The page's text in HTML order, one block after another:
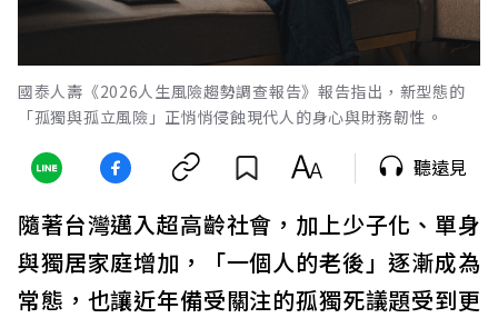
國泰人壽《2026人生風險趨勢調查報告》報告指出，新型態的
「孤獨與孤立風險」正悄悄侵蝕現代人的身心與財務韌性。
聽遠見
隨著台灣邁入超高齡社會，加上少子化、單身
與獨居家庭增加，「一個人的老後」逐漸成為
常態，也讓近年備受關注的孤獨死議題受到更